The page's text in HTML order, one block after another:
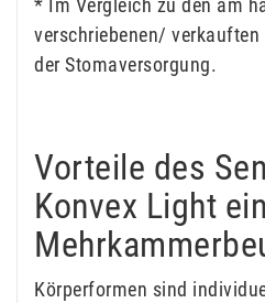
* Im Vergleich zu den am
verschriebenen/
der Stomaversorgung.
Vorteile des
Konvex Light
Körperformen sind